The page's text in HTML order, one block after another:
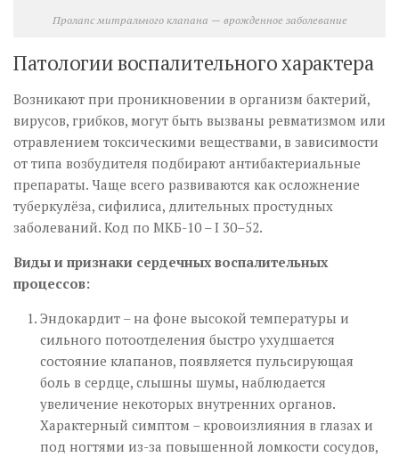
Пролапс митрального клапана — врожденное заболевание
Патологии воспалительного характера
Возникают при проникновении в организм бактерий,
вирусов, грибков, могут быть вызваны ревматизмом или
отравлением токсическими веществами, в зависимости
от типа возбудителя подбирают антибактериальные
препараты. Чаще всего развиваются как осложнение
туберкулёза, сифилиса, длительных простудных
заболеваний. Код по МКБ-10 – I 30–52.
Виды и признаки сердечных воспалительных
процессов:
Эндокардит – на фоне высокой температуры и
сильного потоотделения быстро ухудшается
состояние клапанов, появляется пульсирующая
боль в сердце, слышны шумы, наблюдается
увеличение некоторых внутренних органов.
Характерный симптом – кровоизлияния в глазах и
под ногтями из-за повышенной ломкости сосудов,